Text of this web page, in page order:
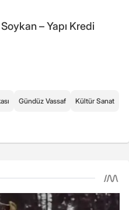
– Yapı Kredi
Gündüz Vassaf Kültür Sanat